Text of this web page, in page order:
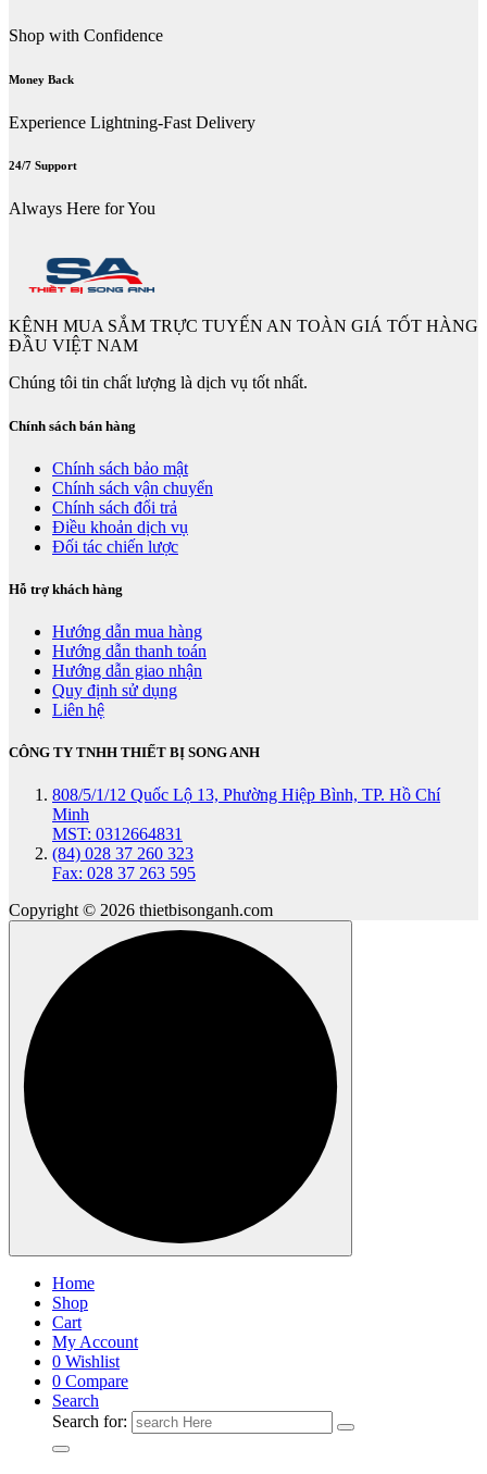
Shop with Confidence
Money Back
Experience Lightning-Fast Delivery
24/7 Support
Always Here for You
KÊNH MUA SẮM TRỰC TUYẾN AN TOÀN GIÁ TỐT HÀNG
ĐẦU VIỆT NAM
Chúng tôi tin chất lượng là dịch vụ tốt nhất.
Chính sách bán hàng
Chính sách bảo mật
Chính sách vận chuyển
Chính sách đổi trả
Điều khoản dịch vụ
Đối tác chiến lược
Hỗ trợ khách hàng
Hướng dẫn mua hàng
Hướng dẫn thanh toán
Hướng dẫn giao nhận
Quy định sử dụng
Liên hệ
CÔNG TY TNHH THIẾT BỊ SONG ANH
808/5/1/12 Quốc Lộ 13, Phường Hiệp Bình, TP. Hồ Chí
Minh
MST: 0312664831
(84) 028 37 260 323
Fax: 028 37 263 595
Copyright © 2026 thietbisonganh.com
Home
Shop
Cart
My Account
0 Wishlist
0 Compare
Search
Search for: